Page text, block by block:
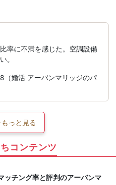
率に不満を感じた。空調設備
。
婚活 アーバンマリッジのパ
っと見る
コンテンツ
ッチング率と評判のアーバンマ